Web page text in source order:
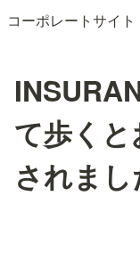
て歩く
されまし